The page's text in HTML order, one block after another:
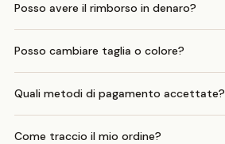
Posso avere il rimborso in denaro?
Posso cambiare taglia o colore?
Quali metodi di pagamento accettate?
Come traccio il mio ordine?